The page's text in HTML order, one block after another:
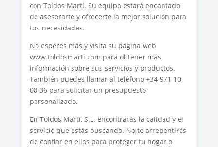
con Toldos Martí. Su equipo estará encantado
de asesorarte y ofrecerte la mejor solución para
tus necesidades.
No esperes más y visita su página web
www.toldosmarti.com para obtener más
información sobre sus servicios y productos.
También puedes llamar al teléfono +34 971 10
08 36 para solicitar un presupuesto
personalizado.
En Toldos Martí, S.L. encontrarás la calidad y el
servicio que estás buscando. No te arrepentirás
de confiar en ellos para proteger tu hogar o